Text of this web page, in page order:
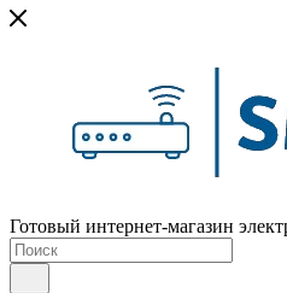
Готовый интернет-магазин